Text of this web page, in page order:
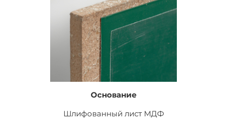
Основание
Шлифованный лист МДФ